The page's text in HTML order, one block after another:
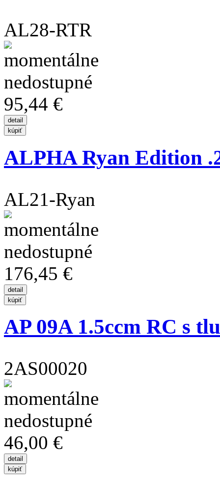
AL28-RTR
95,44 €
ALPHA Ryan Edition
AL21-Ryan
176,45 €
AP 09A 1.5ccm RC s
2AS00020
46,00 €